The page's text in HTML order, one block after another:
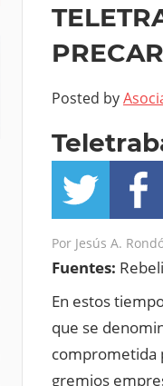
Posted by
Por Jesús A.
Fuentes:
En estos
que se
comprometida
gremios